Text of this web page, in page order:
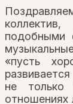
подобными
«пусть
не
отношениях